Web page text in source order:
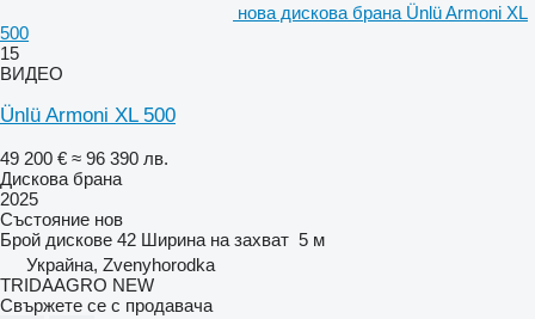
нова дискова брана Ünlü Armoni XL
500
15
ВИДЕО
Ünlü Armoni XL 500
49 200 € ≈ 96 390 лв.
Дискова брана
2025
Състояние нов
Брой дискове 42 Ширина на захват 5 м
Украйна, Zvenyhorodka
TRIDAAGRO NEW
Свържете се с продавача